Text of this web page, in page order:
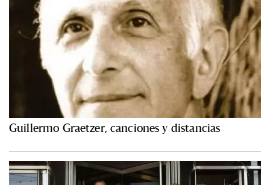
Guillermo Graetzer, canciones y distancias